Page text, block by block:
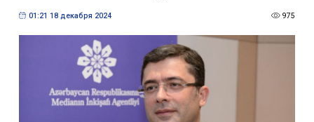
01:21 18 декабря 2024 975